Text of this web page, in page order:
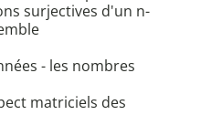
surjectives d'un n-
- les nombres
matriciels des